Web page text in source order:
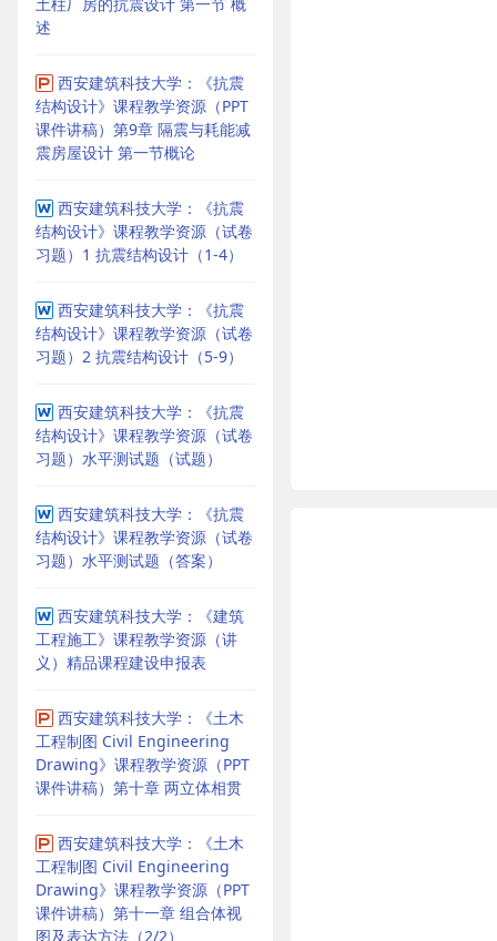
述
西安建筑科技大学：《抗震
结构设计》课程教学资源（PPT
课件讲稿）第9章 隔震与耗能减
震房屋设计 第一节概论
西安建筑科技大学：《抗震
结构设计》课程教学资源（试卷
习题）1 抗震结构设计（1-4）
西安建筑科技大学：《抗震
结构设计》课程教学资源（试卷
习题）2 抗震结构设计（5-9）
西安建筑科技大学：《抗震
结构设计》课程教学资源（试卷
习题）水平测试题（试题）
西安建筑科技大学：《抗震
结构设计》课程教学资源（试卷
习题）水平测试题（答案）
西安建筑科技大学：《建筑
工程施工》课程教学资源（讲
义）精品课程建设申报表
西安建筑科技大学：《土木
工程制图 Civil Engineering
Drawing》课程教学资源（PPT
课件讲稿）第十章 两立体相贯
西安建筑科技大学：《土木
工程制图 Civil Engineering
Drawing》课程教学资源（PPT
课件讲稿）第十一章 组合体视
图及表达方法（2/2）